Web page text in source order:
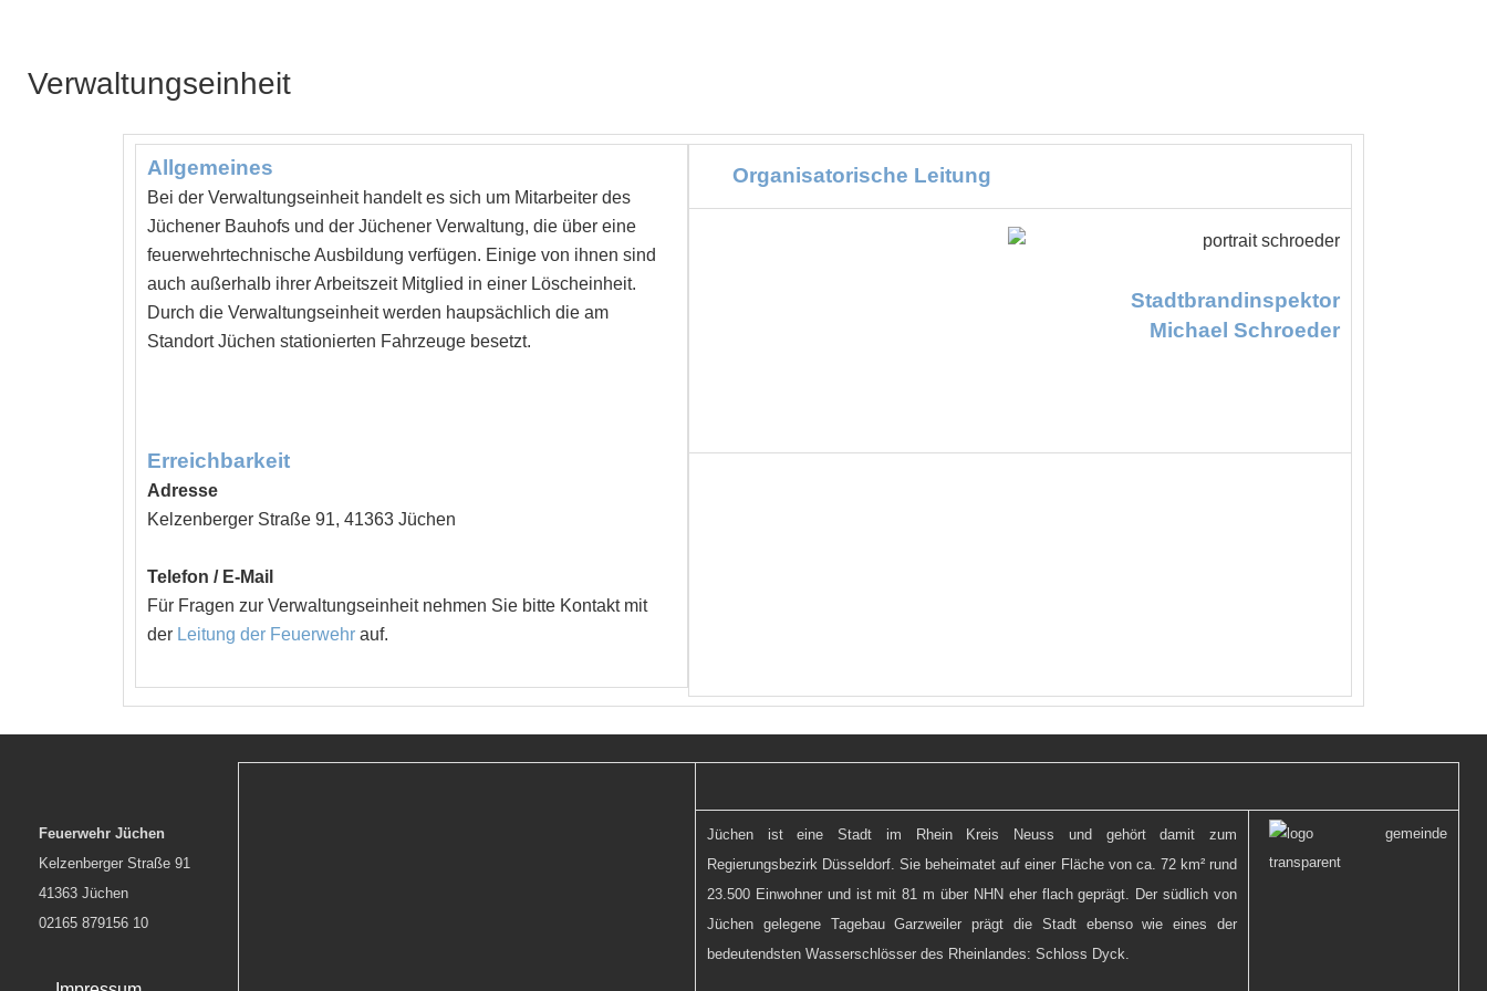
Verwaltungseinheit
Allgemeines
Bei der Verwaltungseinheit handelt es sich um Mitarbeiter des
Jüchener Bauhofs und der Jüchener Verwaltung, die über eine
feuerwehrtechnische Ausbildung verfügen. Einige von ihnen sind
auch außerhalb ihrer Arbeitszeit Mitglied in einer Löscheinheit.
Durch die Verwaltungseinheit werden haupsächlich die am
Standort Jüchen stationierten Fahrzeuge besetzt.
Erreichbarkeit
Adresse
Kelzenberger Straße 91, 41363 Jüchen
Telefon / E-Mail
Für Fragen zur Verwaltungseinheit nehmen Sie bitte Kontakt mit
der Leitung der Feuerwehr auf.
Organisatorische Leitung
Stadtbrandinspektor
Michael Schroeder
Feuerwehr Jüchen
Kelzenberger Straße 91
41363 Jüchen
02165 879156 10
Jüchen ist eine Stadt im Rhein Kreis Neuss und gehört damit zum
Regierungsbezirk Düsseldorf. Sie beheimatet auf einer Fläche von ca. 72 km² rund
23.500 Einwohner und ist mit 81 m über NHN eher flach geprägt. Der südlich von
Jüchen gelegene Tagebau Garzweiler prägt die Stadt ebenso wie eines der
bedeutendsten Wasserschlösser des Rheinlandes: Schloss Dyck.